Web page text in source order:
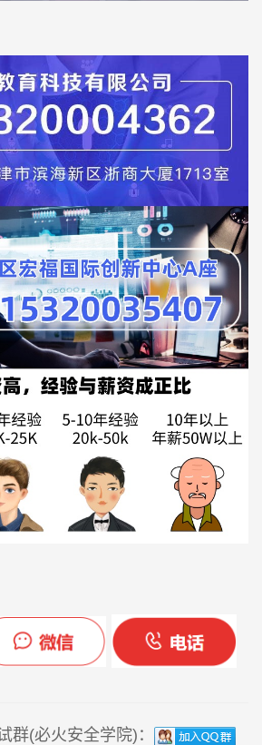
群(必火安全学院)：